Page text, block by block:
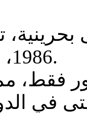
1986، في مدينة المنامة.
فقط،